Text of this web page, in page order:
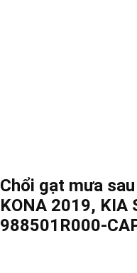
Chổi gạt mưa
KONA 2019, KIA
988501R000-